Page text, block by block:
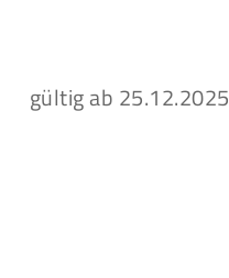
gültig ab 25.12.2025